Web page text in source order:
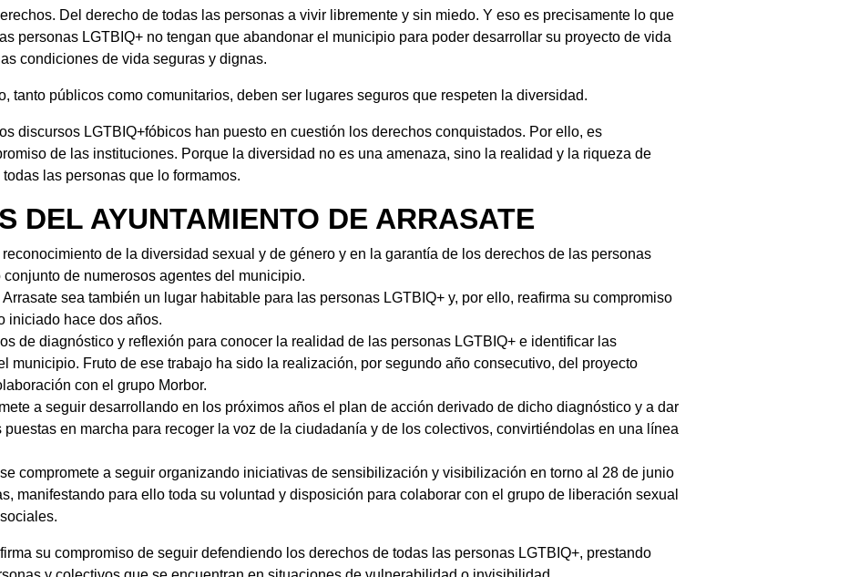
Del derecho de todas las personas a vivir libremente y sin miedo. Y eso es precisamente lo que
personas LGTBIQ+ no tengan que abandonar el municipio para poder desarrollar su proyecto de vida
condiciones de vida seguras y dignas.
tanto públicos como comunitarios, deben ser lugares seguros que respeten la diversidad.
discursos LGTBIQ+fóbicos han puesto en cuestión los derechos conquistados. Por ello, es
de las instituciones. Porque la diversidad no es una amenaza, sino la realidad y la riqueza de
las personas que lo formamos.
DEL AYUNTAMIENTO DE ARRASATE
de la diversidad sexual y de género y en la garantía de los derechos de las personas
conjunto de numerosos agentes del municipio.
sea también un lugar habitable para las personas LGTBIQ+ y, por ello, reafirma su compromiso
iniciado hace dos años.
de diagnóstico y reflexión para conocer la realidad de las personas LGTBIQ+ e identificar las
municipio. Fruto de ese trabajo ha sido la realización, por segundo año consecutivo, del proyecto
con el grupo Morbor.
a seguir desarrollando en los próximos años el plan de acción derivado de dicho diagnóstico y a dar
en marcha para recoger la voz de la ciudadanía y de los colectivos, convirtiéndolas en una línea
compromete a seguir organizando iniciativas de sensibilización y visibilización en torno al 28 de junio
manifestando para ello toda su voluntad y disposición para colaborar con el grupo de liberación sexual
su compromiso de seguir defendiendo los derechos de todas las personas LGTBIQ+, prestando